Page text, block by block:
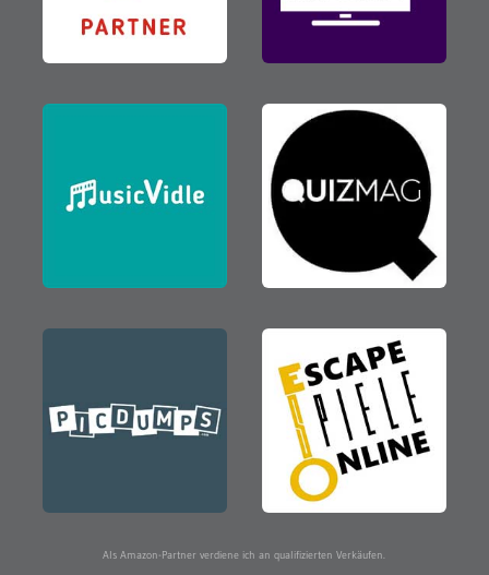
Als Amazon-Partner verdiene ich an qualifizierten Verkäufen.